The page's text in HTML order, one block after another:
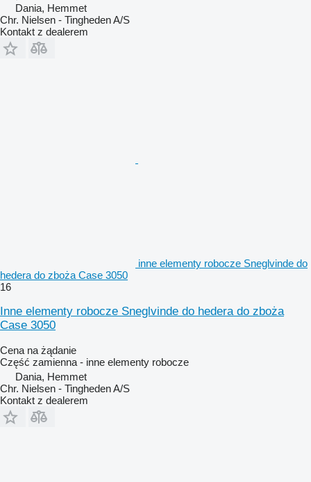
Dania, Hemmet
Chr. Nielsen - Tingheden A/S
Kontakt z dealerem
inne elementy robocze Sneglvinde do
hedera do zboża Case 3050
16
Inne elementy robocze Sneglvinde do hedera do zboża
Case 3050
Cena na żądanie
Część zamienna - inne elementy robocze
Dania, Hemmet
Chr. Nielsen - Tingheden A/S
Kontakt z dealerem